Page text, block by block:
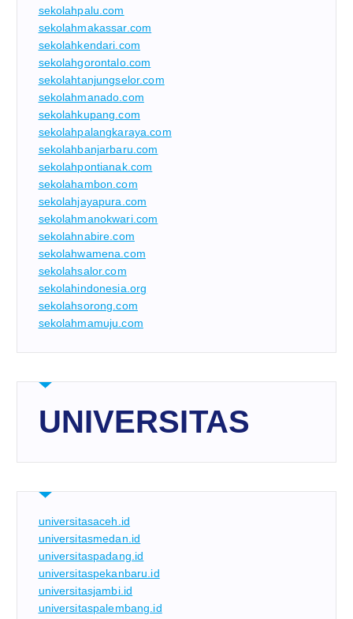
sekolahpalu.com
sekolahmakassar.com
sekolahkendari.com
sekolahgorontalo.com
sekolahtanjungselor.com
sekolahmanado.com
sekolahkupang.com
sekolahpalangkaraya.com
sekolahbanjarbaru.com
sekolahpontianak.com
sekolahambon.com
sekolahjayapura.com
sekolahmanokwari.com
sekolahnabire.com
sekolahwamena.com
sekolahsalor.com
sekolahindonesia.org
sekolahsorong.com
sekolahmamuju.com
UNIVERSITAS
universitasaceh.id
universitasmedan.id
universitaspadang.id
universitaspekanbaru.id
universitasjambi.id
universitaspalembang.id